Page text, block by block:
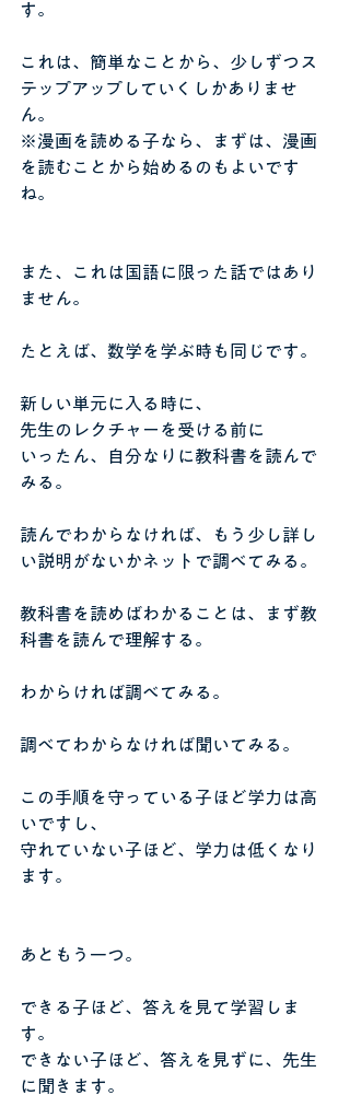
す。
これは、簡単なことから、少しずつス
テップアップしていくしかありませ
ん。
※漫画を読める子なら、まずは、漫画
を読むことから始めるのもよいです
ね。
また、これは国語に限った話ではあり
ません。
たとえば、数学を学ぶ時も同じです。
新しい単元に入る時に、
先生のレクチャーを受ける前に
いったん、自分なりに教科書を読んで
みる。
読んでわからなければ、もう少し詳し
い説明がないかネットで調べてみる。
教科書を読めばわかることは、まず教
科書を読んで理解する。
わからければ調べてみる。
調べてわからなければ聞いてみる。
この手順を守っている子ほど学力は高
いですし、
守れていない子ほど、学力は低くなり
ます。
あともう一つ。
できる子ほど、答えを見て学習しま
す。
できない子ほど、答えを見ずに、先生
に聞きます。